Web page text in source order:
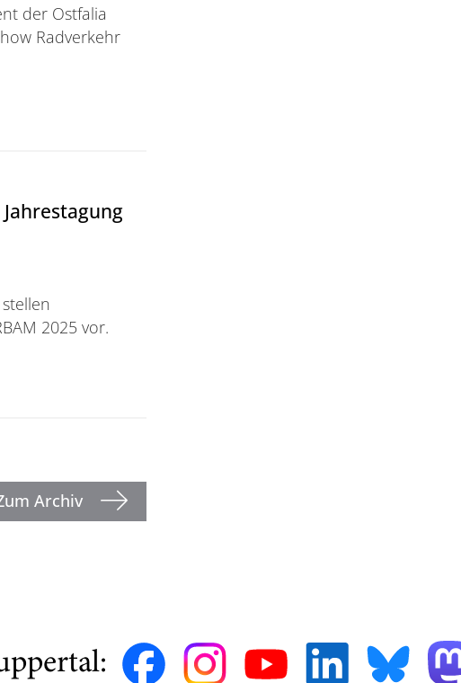
der Ostfalia
Radverkehr
und Governance: Neuer Start oder weiter so?
2025 vor.
des TRB
Archiv